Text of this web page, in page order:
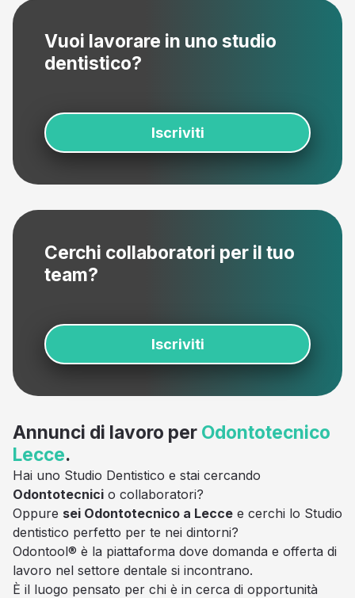
Vuoi lavorare in uno studio
dentistico?
Iscriviti
Cerchi collaboratori per il tuo
team?
Iscriviti
Annunci di lavoro per Odontotecnico
Lecce.
Hai uno Studio Dentistico e stai cercando
Odontotecnici o collaboratori?
Oppure sei Odontotecnico a Lecce e cerchi lo Studio
dentistico perfetto per te nei dintorni?
Odontool® è la piattaforma dove domanda e offerta di
lavoro nel settore dentale si incontrano.
È il luogo pensato per chi è in cerca di opportunità